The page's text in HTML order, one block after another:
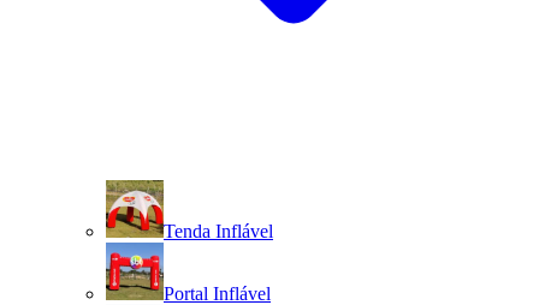
Tenda Inflável
Portal Inflável